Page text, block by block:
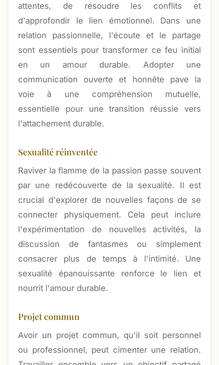
attentes, de résoudre les conflits et
d'approfondir le lien émotionnel. Dans une
relation passionnelle, l'écoute et le partage
sont essentiels pour transformer ce feu initial
en un amour durable. Adopter une
communication ouverte et honnête pave la
voie à une compréhension mutuelle,
essentielle pour une transition réussie vers
l'attachement durable.
Sexualité réinventée
Raviver la flamme de la passion passe souvent
par une redécouverte de la sexualité. Il est
crucial d'explorer de nouvelles façons de se
connecter physiquement. Cela peut inclure
l'expérimentation de nouvelles activités, la
discussion de fantasmes ou simplement
consacrer plus de temps à l'intimité. Une
sexualité épanouissante renforce le lien et
nourrit l'amour durable.
Projet commun
Avoir un projet commun, qu'il soit personnel
ou professionnel, peut cimenter une relation.